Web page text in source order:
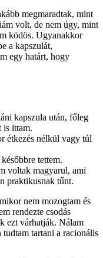
megmaradtak, mint
volt, de nem úgy, mint
ködös. Ugyanakkor
a kapszulát,
egy határt, hogy
kapszula után, főleg
is ittam.
étkezés nélkül vagy túl
tettem.
voltak magyarul, ami
praktikusnak tűnt.
nem mozogtam és
rendezte csodás
ezt várhatják. Nálam
tartani a racionális